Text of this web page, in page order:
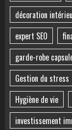
décoration
expert SEO
garde-robe
Gestion du stress
Hygiène de vie
investissement